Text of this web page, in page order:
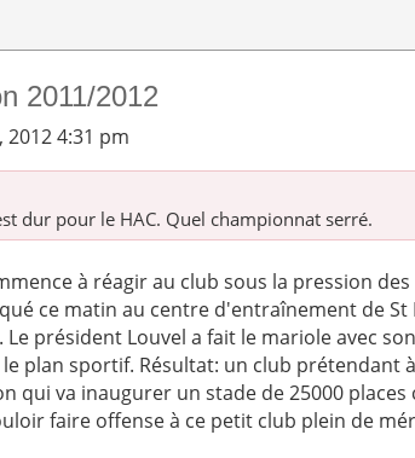
2011/2012
2012 4:31 pm
dur pour le HAC. Quel championnat serré.
à réagir au club sous la pression des
ce matin au centre d'entraînement de St
président Louvel a fait le mariole avec
plan sportif. Résultat: un club prétendant
qui va inaugurer un stade de 25000 places
faire offense à ce petit club plein de